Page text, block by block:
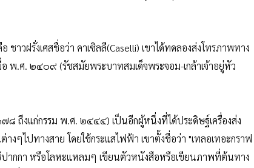
าวฝรั่งเศสชื่อว่า คาเซิลลี(Caselli) เขาได้ทดลองส่งโทรภาพทาง
อ พ.ศ. ๒๔๐๙ (รัชสมัยพระบาทสมเด็จพระจอม-เกล้าเจ้าอยู่หัว
๗๘ ถึงแก่กรรม พ.ศ. ๒๔๔๔) เป็นอีกผู้หนึ่งที่ได้ประดิษฐ์เครื่องส่ง
ๆไปทางสาย โดยใช้กระแสไฟฟ้า เขาตั้งชื่อว่า "เทลอเทอะกราฟ
ปากกา หรือโลหะแหลมๆ เขียนตัวหนังสือหรือเขียนภาพที่ต้นทาง